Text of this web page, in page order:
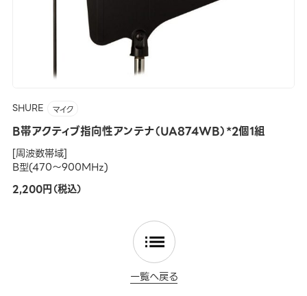
SHURE マイク
B帯アクティブ指向性アンテナ（UA874WB）*2個1組
[周波数帯域]
B型(470～900MHz)
2,200円（税込）
一覧へ戻る